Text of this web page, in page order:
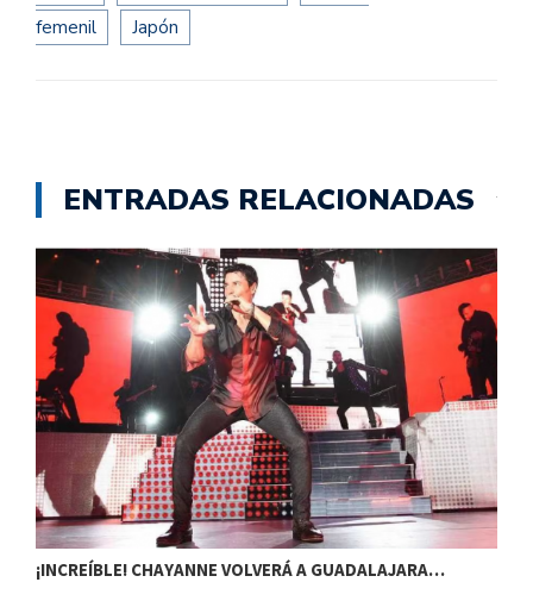
femenil Japón
ENTRADAS RELACIONADAS
¡INCREÍBLE! CHAYANNE VOLVERÁ A GUADALAJARA…